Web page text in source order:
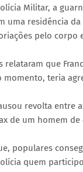
Militar, a
uma residência
pelo
relataram que
momento, teria
revolta entre
de um homem de
populares
quem